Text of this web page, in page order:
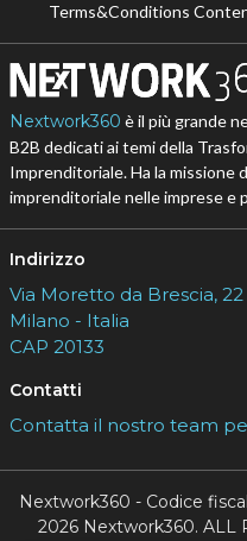
Terms&Conditions
Nextwork360 è il più grande
B2B dedicati ai temi della
Imprenditoriale. Ha la missione
imprenditoriale nelle imprese e
Indirizzo
Via Moretto da Brescia, 22
Milano - Italia
CAP 20133
Contatti
Contatta il nostro team
Nextwork360 - Codice
2026 Nextwork360. ALL